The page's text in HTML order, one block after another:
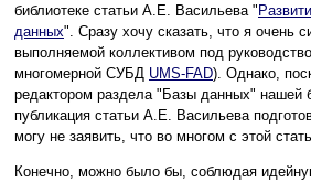
библиотеке статьи А.Е. Васильева "
данных". Сразу хочу сказать, что я очень
выполняемой коллективом под
многомерной СУБД UMS-FAD). Однако,
редактором раздела "Базы данных" нашей
публикация статьи А.Е. Васильева
могу не заявить, что во многом с этой
Конечно, можно было бы, соблюдая